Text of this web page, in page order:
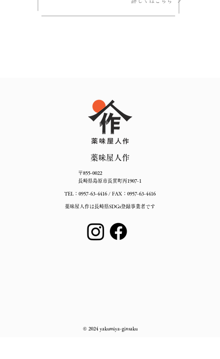
薬味屋人作
〒855-0022
長崎県島原市長貫町丙1907-1
TEL：0957-63-4416 / FAX：0957-63-4416
薬味屋人作は​長崎県SDGs登録事業者です
© 2024 yakumiya-ginsaku